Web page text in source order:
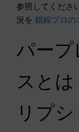
参照してくださ
況を錯綜プロの
パープ
スと
リプ